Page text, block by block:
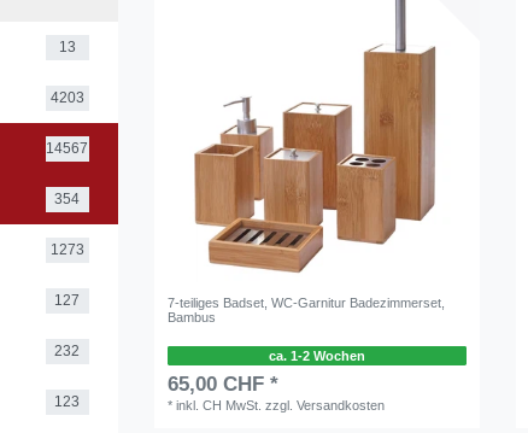
13
4203
14567
354
1273
127
232
123
7-teiliges Badset, WC-Garnitur Badezimmerset,
Bambus
ca. 1-2 Wochen
65,00 CHF *
*inkl. CH MwSt. zzgl.Versandkosten